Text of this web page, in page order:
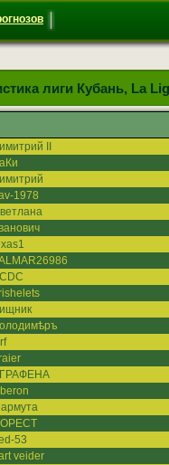
лиги Кубань, La
II
1978
53
veider